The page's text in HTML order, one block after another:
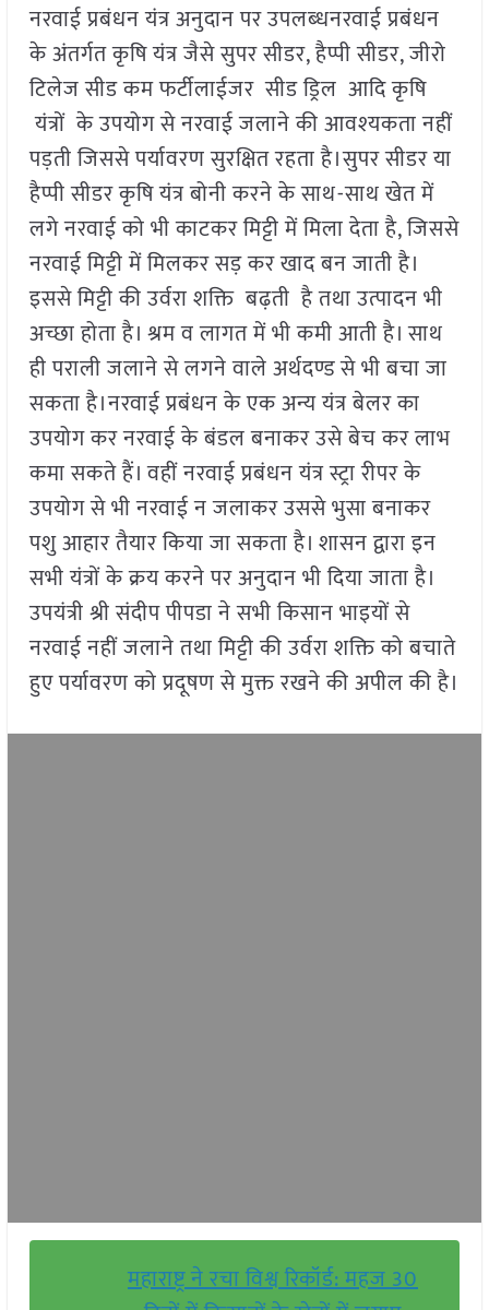
नरवाई प्रबंधन यंत्र अनुदान पर उपलब्‍धनरवाई प्रबंधन
के अंतर्गत कृषि यंत्र जैसे सुपर सीडर, हैप्पी सीडर, जीरो
टिलेज सीड कम फर्टीलाईजर सीड ड्रिल आदि कृषि
यंत्रों के उपयोग से नरवाई जलाने की आवश्‍यकता नहीं
पड़ती जिससे पर्यावरण सुरक्षित रहता है।सुपर सीडर या
हैप्पी सीडर कृषि यंत्र बोनी करने के साथ-साथ खेत में
लगे नरवाई को भी काटकर मिट्टी में मिला देता है, जिससे
नरवाई मिट्टी में मिलकर सड़ कर खाद बन जाती है।
इससे मिट्टी की उर्वरा शक्ति बढ़ती है तथा उत्पादन भी
अच्छा होता है। श्रम व लागत में भी कमी आती है। साथ
ही पराली जलाने से लगने वाले अर्थदण्ड से भी बचा जा
सकता है।नरवाई प्रबंधन के एक अन्य यंत्र बेलर का
उपयोग कर नरवाई के बंडल बनाकर उसे बेच कर लाभ
कमा सकते हैं। वहीं नरवाई प्रबंधन यंत्र स्ट्रा रीपर के
उपयोग से भी नरवाई न जलाकर उससे भुसा बनाकर
पशु आहार तैयार किया जा सकता है। शासन द्वारा इन
सभी यंत्रों के क्रय करने पर अनुदान भी दिया जाता है।
उपयंत्री श्री संदीप पीपडा ने सभी किसान भाइयों से
नरवाई नहीं जलाने तथा मिट्टी की उर्वरा शक्ति को बचाते
हुए पर्यावरण को प्रदूषण से मुक्त रखने की अपील की है।
महाराष्ट्र ने रचा विश्व रिकॉर्ड: महज 30